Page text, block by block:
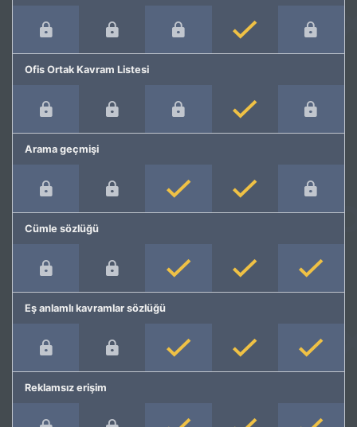
Ofis Ortak Kavram Listesi
Arama geçmişi
Cümle sözlüğü
Eş anlamlı kavramlar sözlüğü
Reklamsız erişim